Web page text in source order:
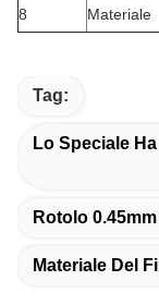
8 Materiale
Tag:
Lo Speciale
Rotolo
Materiale Del